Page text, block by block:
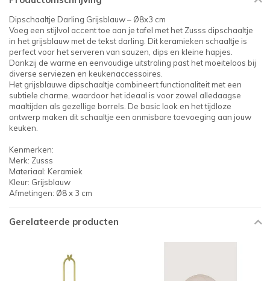
Dipschaaltje Darling Grijsblauw – Ø8x3 cm
Voeg een stijlvol accent toe aan je tafel met het Zusss dipschaaltje
in het grijsblauw met de tekst darling. Dit keramieken schaaltje is
perfect voor het serveren van sauzen, dips en kleine hapjes.
Dankzij de warme en eenvoudige uitstraling past het moeiteloos bij
diverse serviezen en keukenaccessoires.
Het grijsblauwe dipschaaltje combineert functionaliteit met een
subtiele charme, waardoor het ideaal is voor zowel alledaagse
maaltijden als gezellige borrels. De basic look en het tijdloze
ontwerp maken dit schaaltje een onmisbare toevoeging aan jouw
keuken.
Kenmerken:
Merk: Zusss
Materiaal: Keramiek
Kleur: Grijsblauw
Afmetingen: Ø8 x 3 cm
Gerelateerde producten